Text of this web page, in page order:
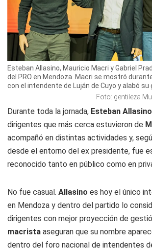
Esteban Allasino, Mauricio Macri y Gabriel
del PRO en Mendoza. Macri se mostró
con el intendente de Luján de Cuyo y alabó su
Foto: gentileza
Durante toda la jornada, Esteban Allasino
dirigentes que más cerca estuvieron de
acompañó en distintas actividades y,
desde el entorno del ex presidente, fue
reconocido tanto en público como en
No fue casual. Allasino es hoy el único
en Mendoza y dentro del partido lo
dirigentes con mejor proyección de
macrista aseguran que su nombre
dentro del foro nacional de intendentes